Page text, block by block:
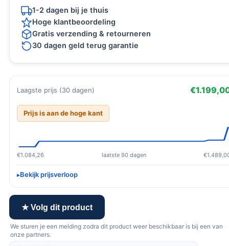
1-2 dagen bij je thuis
Hoge klantbeoordeling
Gratis verzending & retourneren
30 dagen geld terug garantie
Laagste prijs (30 dagen)
Prijs is aan de hoge kant
€1.084,26 laatste 90 dagen
Bekijk prijsverloop
★ Volg dit product
We sturen je een melding zodra dit product weer beschikbaar is bij een van
onze partners.